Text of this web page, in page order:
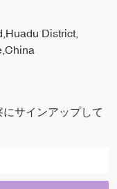
District,
サインアップして